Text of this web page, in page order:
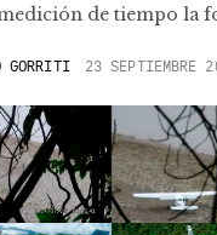
de tiempo la
GORRITI 23 SEPTIEMBRE